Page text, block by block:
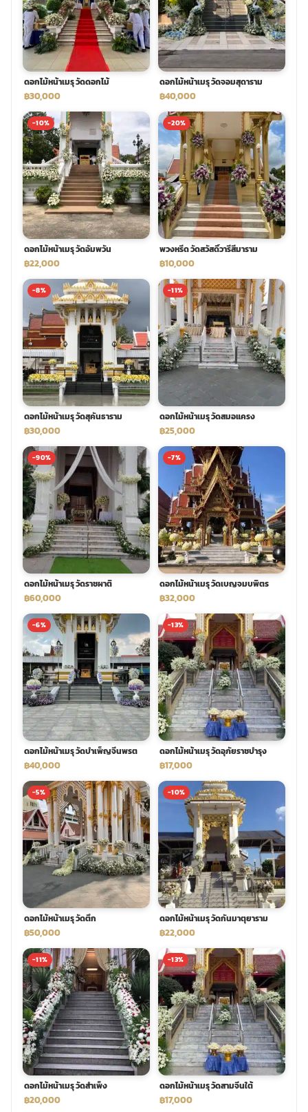
ดอกไม้งานศพ ราคาถูก
จัดดอกไม้งานศพ ราคา
ดอกไม้งานศพ ส่งฟรี
ดอกไม้งานศพ ออนไลน์
พวงดอกไม้งานศพ
tpdecorate ปูพื้น
ร้านพวงหรีด กรุงเทพ ส่งฟรี
พวงหรีด ปากคลองตลาด ราคา
พวงหรีด ส่งด่วน วันนี้
น้าเมรุ กรุงเทพ
ดอกไม้หน้าเมรุ วัดดอกไม้
฿30,000
ดอกไม้หน้าเมรุ วัดจอมสุดาราม
฿40,000
-10%
ดอกไม้หน้าเมรุ วัดอัมพวัน
฿22,000
-20%
พวงหรีด วัดสวัสดิ์วารีสีมาราม
฿10,000
-8%
ดอกไม้หน้าเมรุ วัดสุคันธาราม
฿30,000
-11%
ดอกไม้หน้าเมรุ วัดสมอแครง
฿25,000
-90%
ดอกไม้หน้าเมรุ วัดราชผาติ
฿60,000
-7%
ดอกไม้หน้าเมรุ วัดเบญจมบพิตร
฿32,000
-6%
ดอกไม้หน้าเมรุ วัดบำเพ็ญจีนพรต
฿40,000
-13%
ดอกไม้หน้าเมรุ วัดอุภัยราชบำรุง
฿17,000
-5%
ดอกไม้หน้าเมรุ วัดตึก
฿50,000
-10%
ดอกไม้หน้าเมรุ วัดกันมาตุยาราม
฿22,000
-11%
ดอกไม้หน้าเมรุ วัดสำเพ็ง
฿20,000
-13%
ดอกไม้หน้าเมรุ วัดสามจีนใต้
฿17,000